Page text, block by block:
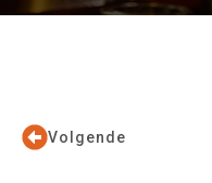
Volgende